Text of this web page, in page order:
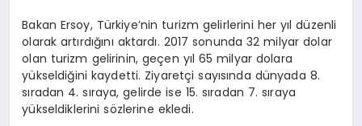
Bakan Ersoy, Türkiye’nin turizm gelirlerini her yıl düzenli
olarak artırdığını aktardı. 2017 sonunda 32 milyar dolar
olan turizm gelirinin, geçen yıl 65 milyar dolara
yükseldiğini kaydetti. Ziyaretçi sayısında dünyada 8.
sıradan 4. sıraya, gelirde ise 15. sıradan 7. sıraya
yükseldiklerini sözlerine ekledi.